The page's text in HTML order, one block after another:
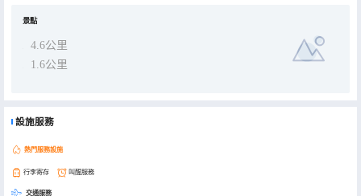
景點
4.6公里
1.6公里
設施服務
熱門服務設施
行李寄存 叫醒服務
交通服務